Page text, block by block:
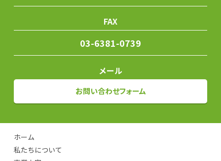
FAX
03-6381-0739
メール
お問い合わせフォーム
ホーム
私たちについて